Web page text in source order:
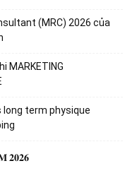
(MRC) 2026 của
MARKETING
term physique
𝟐𝟎𝟐𝟔